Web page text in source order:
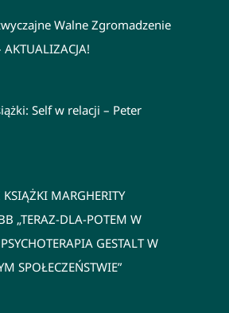
Walne Zgromadzenie
Self w relacji – Peter
KSIĄŻKI MARGHERITY
„TERAZ-DLA-POTEM W
GESTALT W
SPOŁECZEŃSTWIE”